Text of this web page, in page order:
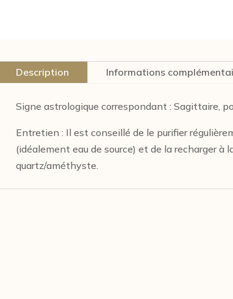
Description Informations
Signe astrologique correspondant : Sagittaire,
Entretien : Il est conseillé de le purifier
(idéalement eau de source) et de la recharger à
quartz/améthyste.